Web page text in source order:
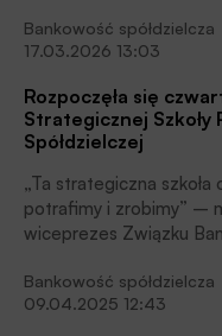
Bankowość spółdzielcza
17.03.2026 13:03
Rozpoczęła się
Strategicznej Szkoły
Spółdzielczej
„Ta strategiczna
potrafimy i zrobimy” –
wiceprezes Związku
Spółdzielczej.
Bankowość spółdzielcza
09.04.2025 12:43